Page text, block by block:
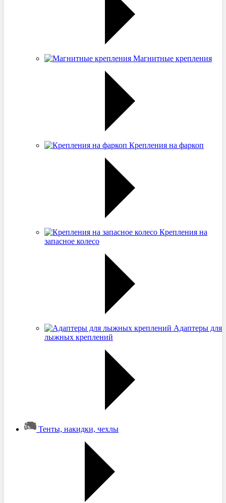
Магнитные крепления
Крепления на фаркоп
Крепления на
запасное колесо
Адаптеры для
лыжных креплений
Тенты, накидки, чехлы